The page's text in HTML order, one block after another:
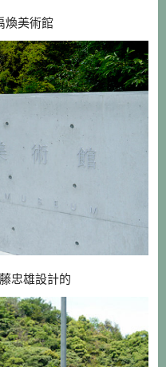
煥美術館
忠雄設計的